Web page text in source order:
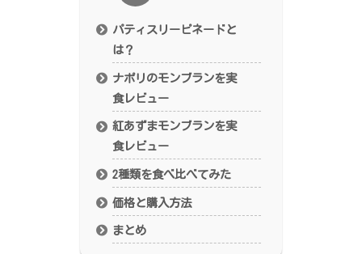
パティスリーピネードと
は？
ナポリのモンブランを実
食レビュー
紅あずまモンブランを実
食レビュー
2種類を食べ比べてみた
価格と購入方法
まとめ